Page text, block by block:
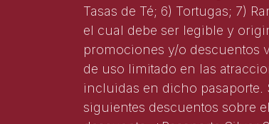
Tasas de Té; 6) Tortugas; 7)
el cual debe ser legible y
promociones y/o descuentos
de uso limitado en las
incluidas en dicho pasaporte.
siguientes descuentos sobre